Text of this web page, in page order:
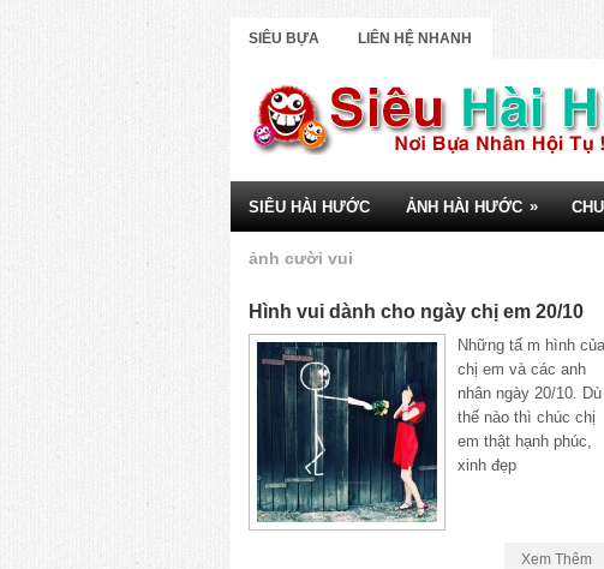
SIÊU BỰA LIÊN HỆ NHANH
SIÊU HÀI HƯỚC ẢNH HÀI HƯỚC »
ảnh cười vui
Hình vui dành cho ngày chị em 20/10
Những tấ m hình của
chị em và các anh
nhân ngày 20/10. Dù
thế nào thì chúc chị
em thật hạnh phúc,
xinh đẹp
Xem Thêm